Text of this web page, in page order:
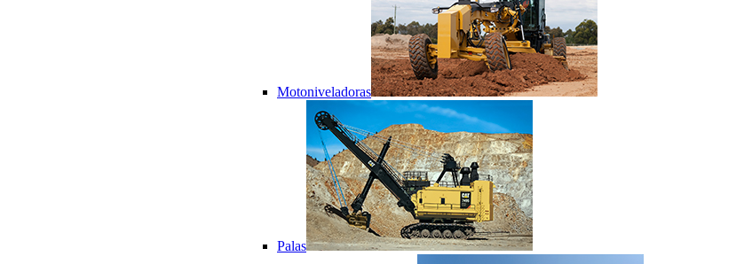
Motoniveladoras
Palas